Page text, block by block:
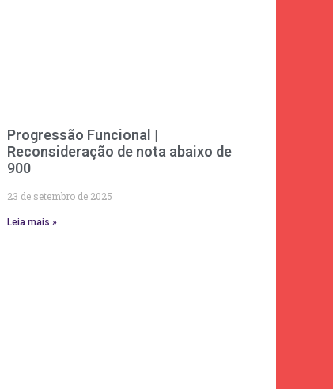
Progressão Funcional |
Reconsideração de nota abaixo de
900
23 de setembro de 2025
Leia mais »